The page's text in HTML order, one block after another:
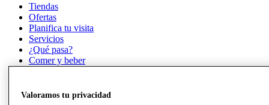
Tiendas
Ofertas
Planifica tu visita
Servicios
¿Qué pasa?
Comer y beber
Valoramos tu privacidad